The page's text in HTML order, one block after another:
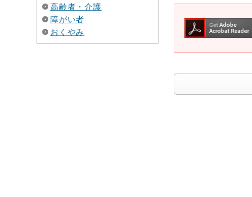
高齢者・介護
障がい者
おくやみ